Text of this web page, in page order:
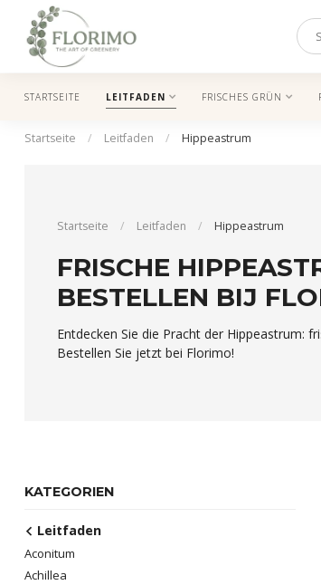
STARTSEITE LEITFADEN FRISCHES GRÜN
Startseite / Leitfaden / Hippeastrum
Startseite / Leitfaden / Hippeastrum
FRISCHE
BESTELLEN BIJ
Entdecken Sie die Pracht der Hippeastrum:
Bestellen Sie jetzt bei Florimo!
KATEGORIEN
Leitfaden
Aconitum
Achillea